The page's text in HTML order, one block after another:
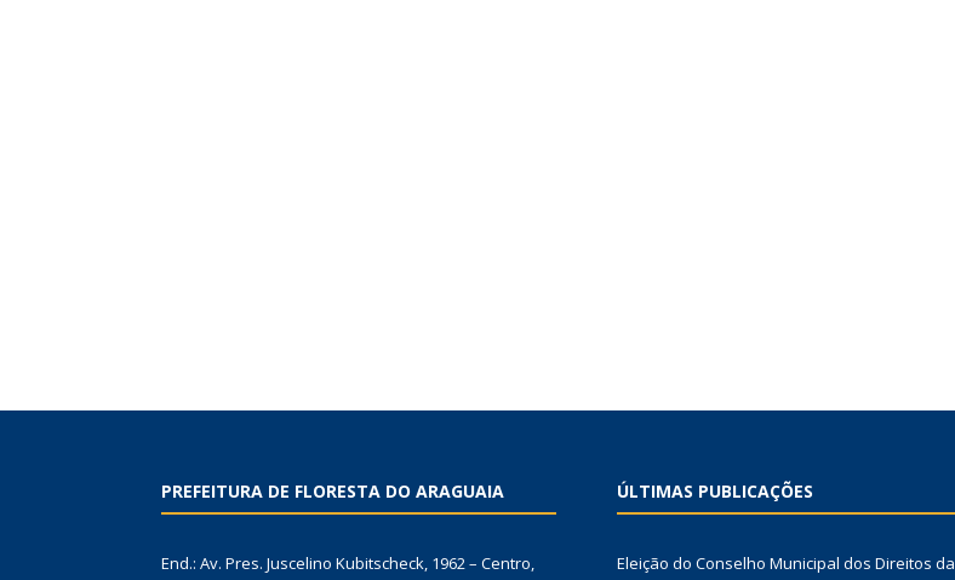
PREFEITURA DE FLORESTA DO ARAGUAIA
End.: Av. Pres. Juscelino Kubitscheck, 1962 – Centro,
ÚLTIMAS PUBLICAÇÕES
Eleição do Conselho Municipal dos Direitos da